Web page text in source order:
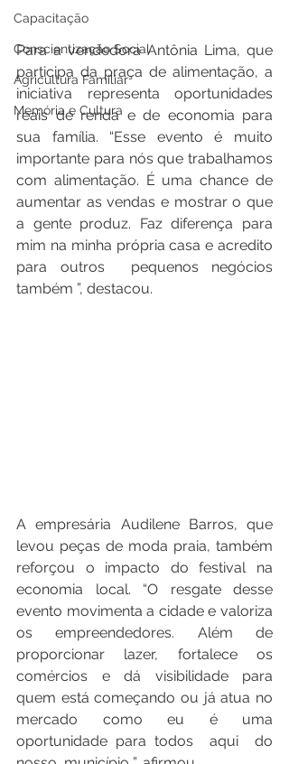
Capacitação
Conscientização Social
Agricultura Familiar
Memória e Cultura
Para a vendedora Antônia Lima, que
participa da praça de alimentação, a
iniciativa representa oportunidades
reais de renda e de economia para
sua família. “Esse evento é muito
importante para nós que trabalhamos
com alimentação. É uma chance de
aumentar as vendas e mostrar o que
a gente produz. Faz diferença para
mim na minha própria casa e acredito
para outros  pequenos negócios
também ”, destacou.
A empresária Audilene Barros, que
levou peças de moda praia, também
reforçou o impacto do festival na
economia local. “O resgate desse
evento movimenta a cidade e valoriza
os empreendedores. Além de
proporcionar lazer, fortalece os
comércios e dá visibilidade para
quem está começando ou já atua no
mercado como eu é uma
oportunidade para todos  aqui  do